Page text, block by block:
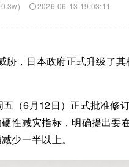
2026-06-13 19:03:11
胁，日本政府正式升级了
（6月12日）正式批准修
性减灾指标，明确提出要
少一半以上。